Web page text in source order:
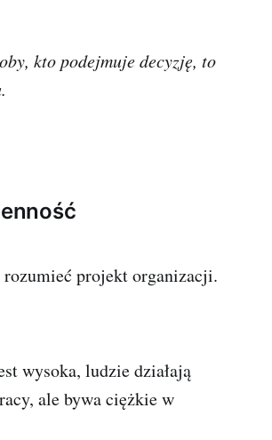
kto podejmuje decyzję, to
projekt organizacji.
wysoka, ludzie działają
ale bywa ciężkie w